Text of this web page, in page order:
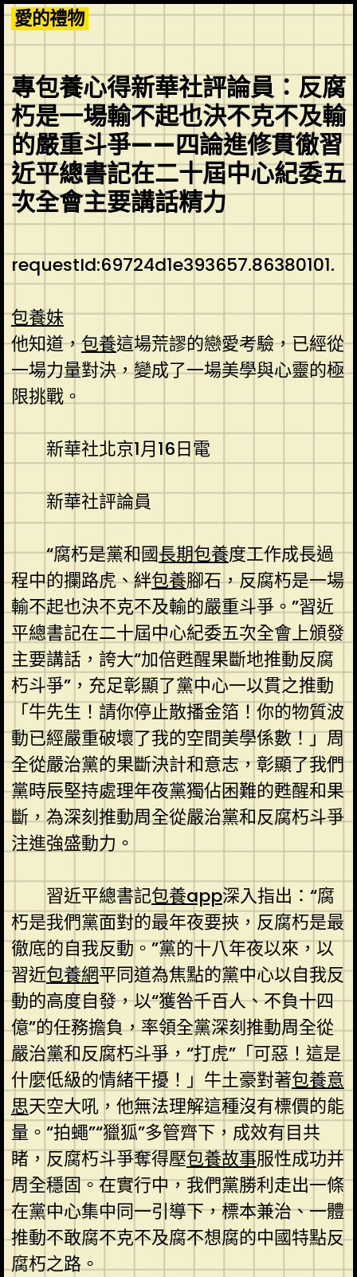
Skip
to
content
愛的禮物
專包養心得新華社評論員：反腐
朽是一場輸不起也決不克不及輸
的嚴重斗爭——四論進修貫徹習
近平總書記在二十屆中心紀委五
次全會主要講話精力
requestId:69724d1e393657.86380101.
包養妹
他知道，包養這場荒謬的戀愛考驗，已經從
一場力量對決，變成了一場美學與心靈的極
限挑戰。
新華社北京1月16日電
新華社評論員
“腐朽是黨和國長期包養度工作成長過
程中的攔路虎、絆包養腳石，反腐朽是一場
輸不起也決不克不及輸的嚴重斗爭。”習近
平總書記在二十屆中心紀委五次全會上頒發
主要講話，誇大“加倍甦醒果斷地推動反腐
朽斗爭”，充足彰顯了黨中心一以貫之推動
「牛先生！請你停止散播金箔！你的物質波
動已經嚴重破壞了我的空間美學係數！」周
全從嚴治黨的果斷決計和意志，彰顯了我們
黨時辰堅持處理年夜黨獨佔困難的甦醒和果
斷，為深刻推動周全從嚴治黨和反腐朽斗爭
注進強盛動力。
習近平總書記包養app深入指出：“腐
朽是我們黨面對的最年夜要挾，反腐朽是最
徹底的自我反動。”黨的十八年夜以來，以
習近包養網平同道為焦點的黨中心以自我反
動的高度自發，以“獲咎千百人、不負十四
億”的任務擔負，率領全黨深刻推動周全從
嚴治黨和反腐朽斗爭，“打虎”「可惡！這是
什麼低級的情緒干擾！」牛土豪對著包養意
思天空大吼，他無法理解這種沒有標價的能
量。“拍蠅”“獵狐”多管齊下，成效有目共
睹，反腐朽斗爭奪得壓包養故事服性成功并
周全穩固。在實行中，我們黨勝利走出一條
在黨中心集中同一引導下，標本兼治、一體
推動不敢腐不克不及腐不想腐的中國特點反
腐朽之路。